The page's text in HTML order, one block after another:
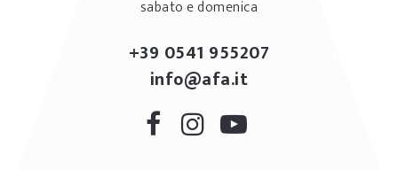
sabato e domenica
+39 0541 955207
info@afa.it